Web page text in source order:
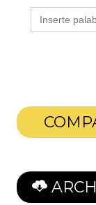
Buscar: